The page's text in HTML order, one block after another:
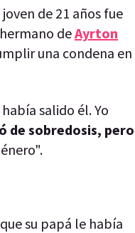
de 21 años fue
deAyrton
una condena en
salido él. Yo
de sobredosis, pero
su papá le había